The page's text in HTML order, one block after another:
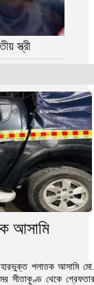
স্ত্রী
আসামি
পলাতক আসামি মো.
সীতাকুণ্ড থেকে গ্রেফতার